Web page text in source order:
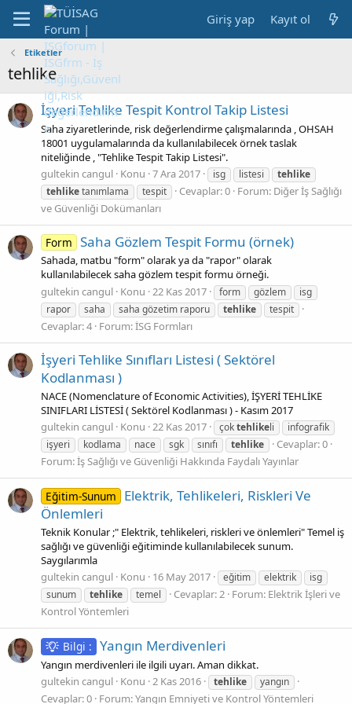
Giriş yap Kayıt ol
Etiketler
tehlike
İşyeri Tehlike Tespit Kontrol Takip Listesi
Saha ziyaretlerinde, risk değerlendirme çalışmalarında , OHSAH
18001 uygulamalarında da kullanılabilecek örnek taslak
niteliğinde , "Tehlike Tespit Takip Listesi".
gultekin cangul Konu 7 Ara 2017 isg listesi
tehlike
tehliketanımlama tespit Cevaplar: 0 Forum: Diğer İş Sağlığı
ve Güvenliği Dokümanları
Form Saha Gözlem Tespit Formu (örnek)
Sahada, matbu "form" olarak ya da "rapor" olarak
kullanılabilecek saha gözlem tespit formu örneği.
gultekin cangul Konu 22 Kas 2017 form gözlem
isg
rapor
saha saha gözetim raporu tehlike tespit
Cevaplar: 4 Forum:İSG Formları
İşyeri Tehlike Sınıfları Listesi ( Sektörel
Kodlanması )
NACE (Nomenclature of Economic Activities), İŞYERİ TEHLİKE
SINIFLARI LİSTESİ ( Sektörel Kodlanması ) - Kasım 2017
gultekin cangul Konu 22 Kas 2017 çoktehlikeli
infografik
işyeri
kodlama nace sgk sınıfı tehlike
Cevaplar: 0
Forum:İş Sağlığı ve Güvenliği Hakkında Faydalı Yayınlar
Eğitim-Sunum
Elektrik, Tehlikeleri, Riskleri Ve
Önlemleri
Teknik Konular ;" Elektrik, tehlikeleri, riskleri ve önlemleri" Temel iş
sağlığı ve güvenliği eğitiminde kullanılabilecek sunum.
Saygılarımla
gultekin cangul Konu 16 May 2017 eğitim elektrik
isg
sunum
tehlike temel Cevaplar: 2 Forum: Elektrik İşleri ve
Kontrol Yöntemleri
Bilgi : Yangın Merdivenleri
Yangın merdivenleri ile ilgili uyarı. Aman dikkat.
gultekin cangul Konu 2 Kas 2016 tehlike yangın
Cevaplar: 0 Forum:Yangın Emniyeti ve Kontrol Yöntemleri